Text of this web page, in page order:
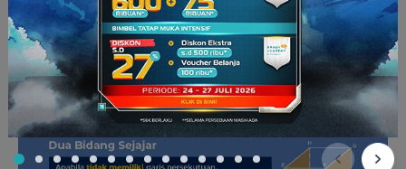
Ketiga, adalahdua bidang yang saling berpotongan.
Artinya, kedua bidang punya garis persekutuan.